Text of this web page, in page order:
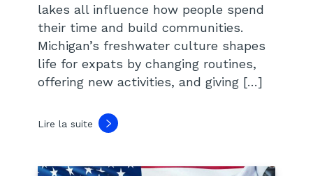
lakes all influence how people spend
their time and build communities.
Michigan’s freshwater culture shapes
life for expats by changing routines,
offering new activities, and giving […]
Lire la suite